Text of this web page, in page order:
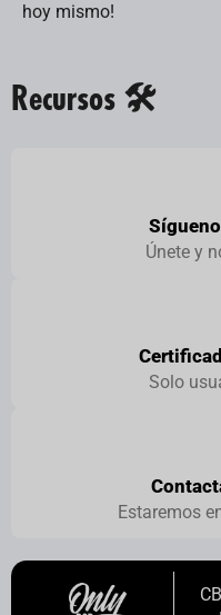
hoy mismo!
Recursos 🛠️
Únete y
Solo
Estaremos